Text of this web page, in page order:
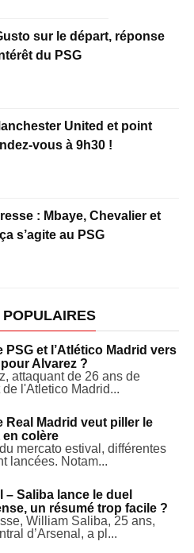
sur le départ, réponse
du PSG
United et point
vous à 9h30 !
: Mbaye, Chevalier et
s’agite au PSG
PSG et l’Atlético Madrid vers
Alvarez ?
attaquant de 26 ans de
de l'Atletico Madrid...
Real Madrid veut piller le
en colère
mercato estival, différentes
lancées. Notam...
– Saliba lance le duel
un résumé trop facile ?
William Saliba, 25 ans,
d’Arsenal, a pl...